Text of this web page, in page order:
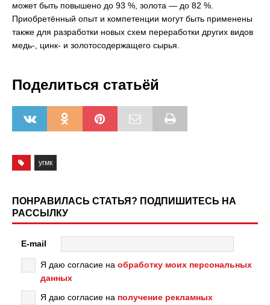
может быть повышено до 93 %, золота — до 82 %.
Приобретённый опыт и компетенции могут быть применены
также для разработки новых схем переработки других видов
медь-, цинк- и золотосодержащего сырья.
Поделиться статьёй
угмк
ПОНРАВИЛАСЬ СТАТЬЯ? ПОДПИШИТЕСЬ НА
РАССЫЛКУ
E-mail
Я даю согласие на обработку моих персональных
данных
Я даю согласие на получение рекламных